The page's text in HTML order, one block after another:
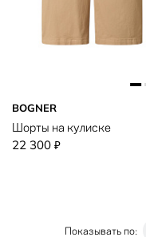
BOGNER
Шорты на кулиске
22 300 ₽
Показывать по: